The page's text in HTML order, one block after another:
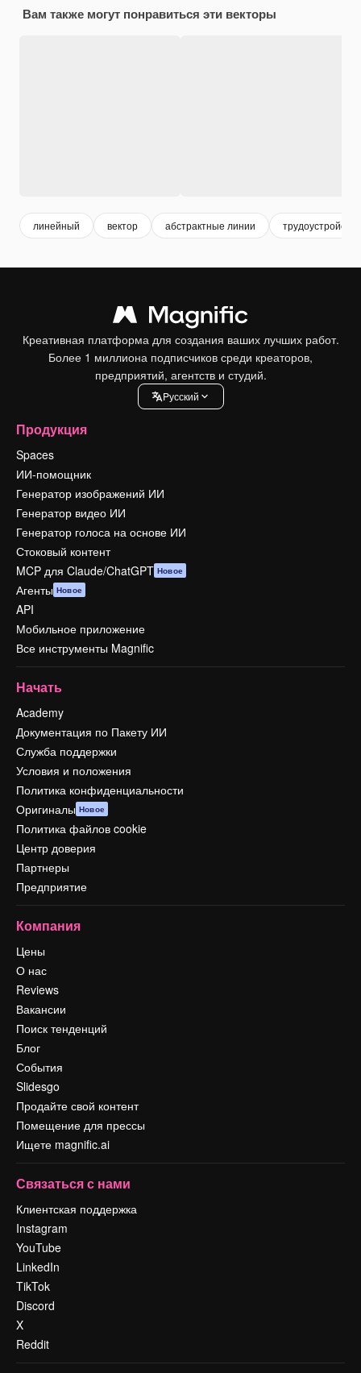
Вам также могут понравиться эти векторы
линейный вектор абстрактные линии трудоустройство
Креативная платформа для создания ваших лучших работ.
Более 1 миллиона подписчиков среди креаторов,
предприятий, агентств и студий.
Pусский
Продукция
Spaces
ИИ-помощник
Генератор изображений ИИ
Генератор видео ИИ
Генератор голоса на основе ИИ
Стоковый контент
MCP для Claude/ChatGPT Новое
Агенты Новое
API
Мобильное приложение
Все инструменты Magnific
Начать
Academy
Документация по Пакету ИИ
Служба поддержки
Условия и положения
Политика конфиденциальности
Оригиналы Новое
Политика файлов cookie
Центр доверия
Партнеры
Предприятие
Компания
Цены
О нас
Reviews
Вакансии
Поиск тенденций
Блог
События
Slidesgo
Продайте свой контент
Помещение для прессы
Ищете magnific.ai
Связаться с нами
Клиентская поддержка
Instagram
YouTube
LinkedIn
TikTok
Discord
X
Reddit